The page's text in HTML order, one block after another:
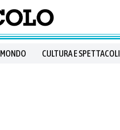
MONDO CULTURA E SPETTACOLI